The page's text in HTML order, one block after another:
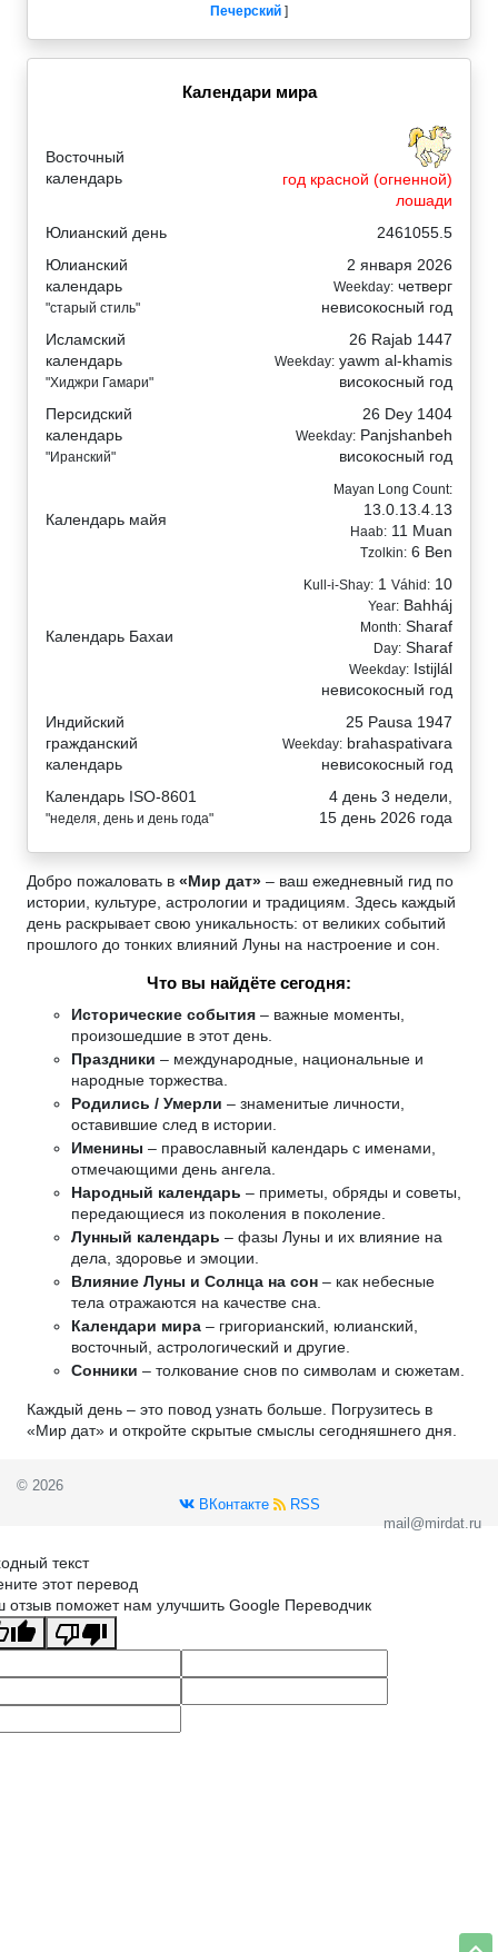
Печерский ]
Календари мира
Восточный
календарь
год красной (огненной)
лошади
Юлианский день
2461055.5
Юлианский
календарь
"старый стиль"
2 января 2026
Weekday: четверг
невисокосный год
Исламский
календарь
"Хиджри Гамари"
26 Rajab 1447
Weekday: yawm al-khamis
високосный год
Персидский
календарь
"Иранский"
26 Dey 1404
Weekday: Panjshanbeh
високосный год
Календарь майя
Mayan Long Count:
13.0.13.4.13
Haab: 11 Muan
Tzolkin: 6 Ben
Календарь Бахаи
Kull-i-Shay: 1 Váhid: 10
Year: Bahháj
Month: Sharaf
Day: Sharaf
Weekday: Istijlál
невисокосный год
Индийский
гражданский
календарь
25 Pausa 1947
Weekday: brahaspativara
невисокосный год
Календарь ISO-8601
"неделя, день и день года"
4 день 3 недели,
15 день 2026 года
Добро пожаловать в «Мир дат» – ваш ежедневный гид по
истории, культуре, астрологии и традициям. Здесь каждый
день раскрывает свою уникальность: от великих событий
прошлого до тонких влияний Луны на настроение и сон.
Что вы найдёте сегодня:
Исторические события – важные моменты,
произошедшие в этот день.
Праздники – международные, национальные и
народные торжества.
Родились / Умерли – знаменитые личности,
оставившие след в истории.
Именины – православный календарь с именами,
отмечающими день ангела.
Народный календарь – приметы, обряды и советы,
передающиеся из поколения в поколение.
Лунный календарь – фазы Луны и их влияние на
дела, здоровье и эмоции.
Влияние Луны и Солнца на сон – как небесные
тела отражаются на качестве сна.
Календари мира – григорианский, юлианский,
восточный, астрологический и другие.
Сонники – толкование снов по символам и сюжетам.
Каждый день – это повод узнать больше. Погрузитесь в
«Мир дат» и откройте скрытые смыслы сегодняшнего дня.
© 2026
ВКонтакте
RSS
mail@mirdat.ru
текст
этот перевод
отзыв поможет нам улучшить Google Переводчик